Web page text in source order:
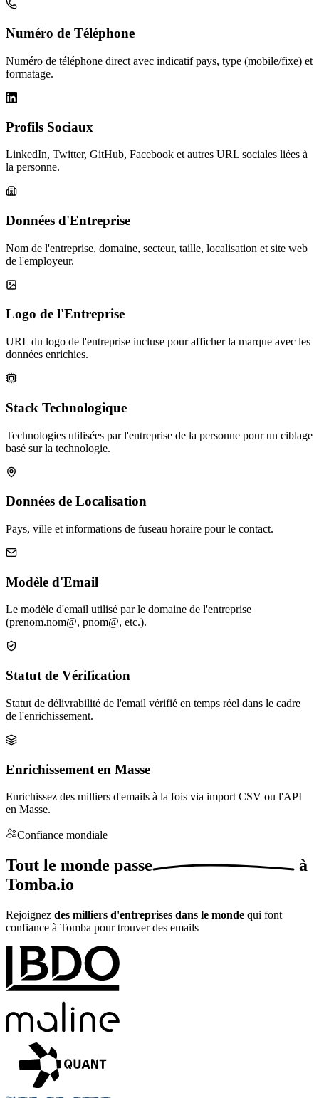
Numéro de Téléphone
Numéro de téléphone direct avec indicatif pays, type (mobile/fixe) et
formatage.
Profils Sociaux
LinkedIn, Twitter, GitHub, Facebook et autres URL sociales liées à
la personne.
Données d'Entreprise
Nom de l'entreprise, domaine, secteur, taille, localisation et site web
de l'employeur.
Logo de l'Entreprise
URL du logo de l'entreprise incluse pour afficher la marque avec les
données enrichies.
Stack Technologique
Technologies utilisées par l'entreprise de la personne pour un ciblage
basé sur la technologie.
Données de Localisation
Pays, ville et informations de fuseau horaire pour le contact.
Modèle d'Email
Le modèle d'email utilisé par le domaine de l'entreprise
(prenom.nom@, pnom@, etc.).
Statut de Vérification
Statut de délivrabilité de l'email vérifié en temps réel dans le cadre
de l'enrichissement.
Enrichissement en Masse
Enrichissez des milliers d'emails à la fois via import CSV ou l'API
en Masse.
Confiance mondiale
Tout le monde passe
à
Tomba.io
Rejoignez des milliers d'entreprises dans le monde qui font
confiance à Tomba pour trouver des emails